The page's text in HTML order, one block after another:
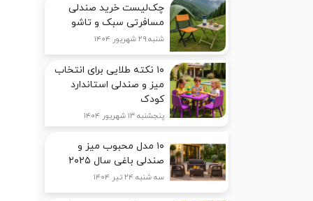
چک‌لیست خرید صندلی
مسافرتی سبک و تاشو
شنبه ۲۹ شهریور ۱۴۰۴
۱۰ نکته طلایی برای انتخاب
میز و صندلی استاندارد
کودک
پنجشنبه ۱۳ شهریور ۱۴۰۴
۱۰ مدل محبوب میز و
صندلی باغی سال ۲۰۲۵
سه شنبه ۲۴ تیر ۱۴۰۴